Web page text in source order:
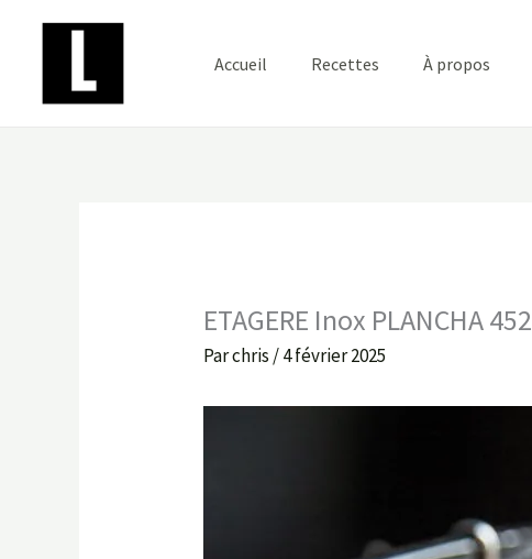
Accueil Recettes À propos
ETAGERE Inox PLANCHA 452
Parchris /4 février 2025